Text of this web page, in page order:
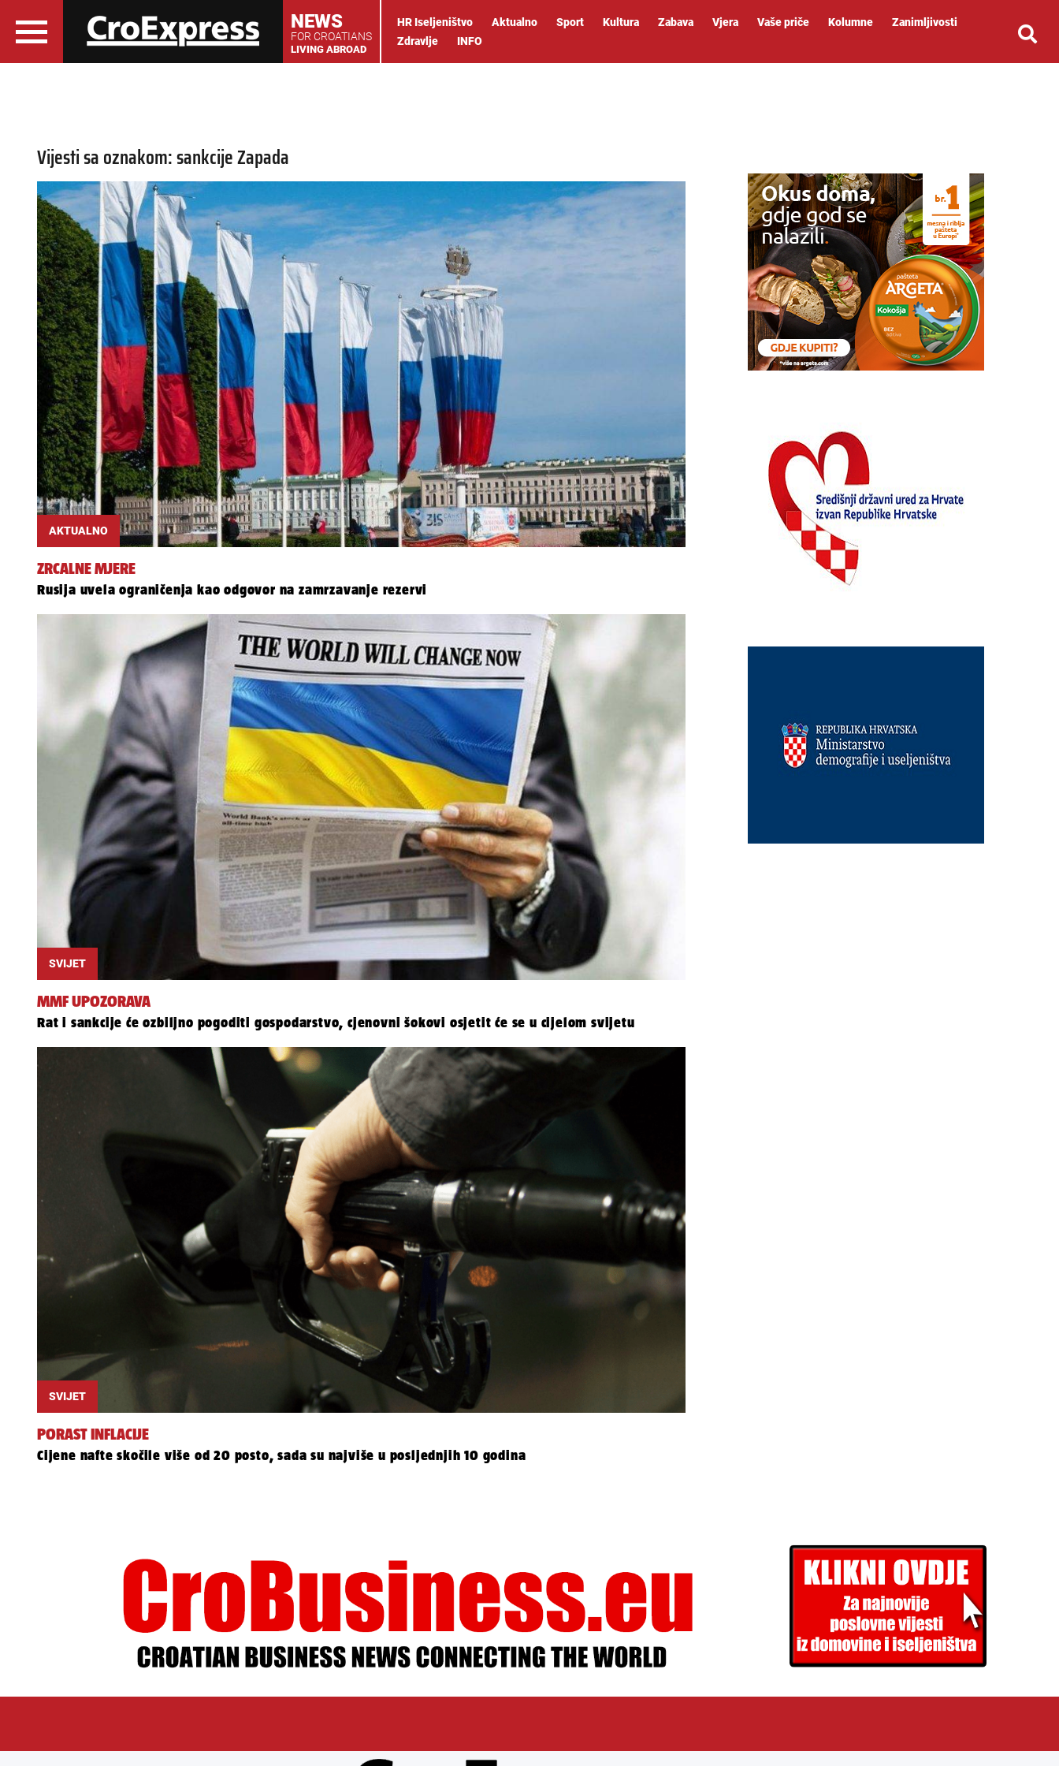
NEWS
FOR CROATIANS
LIVING ABROAD
HR Iseljeništvo Aktualno Sport Kultura Zabava Vjera Vaše priče Kolumne
Zanimljivosti
Zdravlje
INFO
Vijesti sa oznakom: sankcije Zapada
AKTUALNO
ZRCALNE MJERE
Rusija uvela ograničenja kao odgovor na zamrzavanje rezervi
SVIJET
MMF UPOZORAVA
Rat i sankcije će ozbiljno pogoditi gospodarstvo, cjenovni šokovi osjetit će se u cijelom svijetu
SVIJET
PORAST INFLACIJE
Cijene nafte skočile više od 20 posto, sada su najviše u posljednjih 10 godina